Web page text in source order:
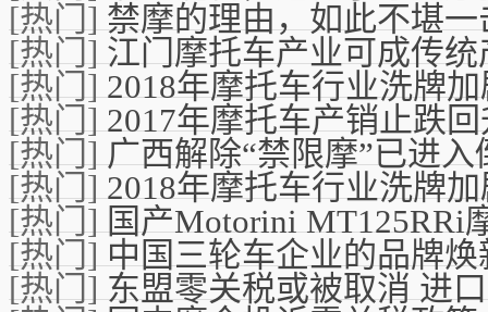
[热门]禁摩的理由，如此不堪一
[热门]江门摩托车产业可成传
[热门]2018年摩托车行业洗牌
[热门]2017年摩托车产销止跌
[热门]广西解除“禁限摩”已进入
[热门]2018年摩托车行业洗牌
[热门]国产Motorini MT125RRi
[热门]中国三轮车企业的品牌焕
[热门]东盟零关税或被取消 进